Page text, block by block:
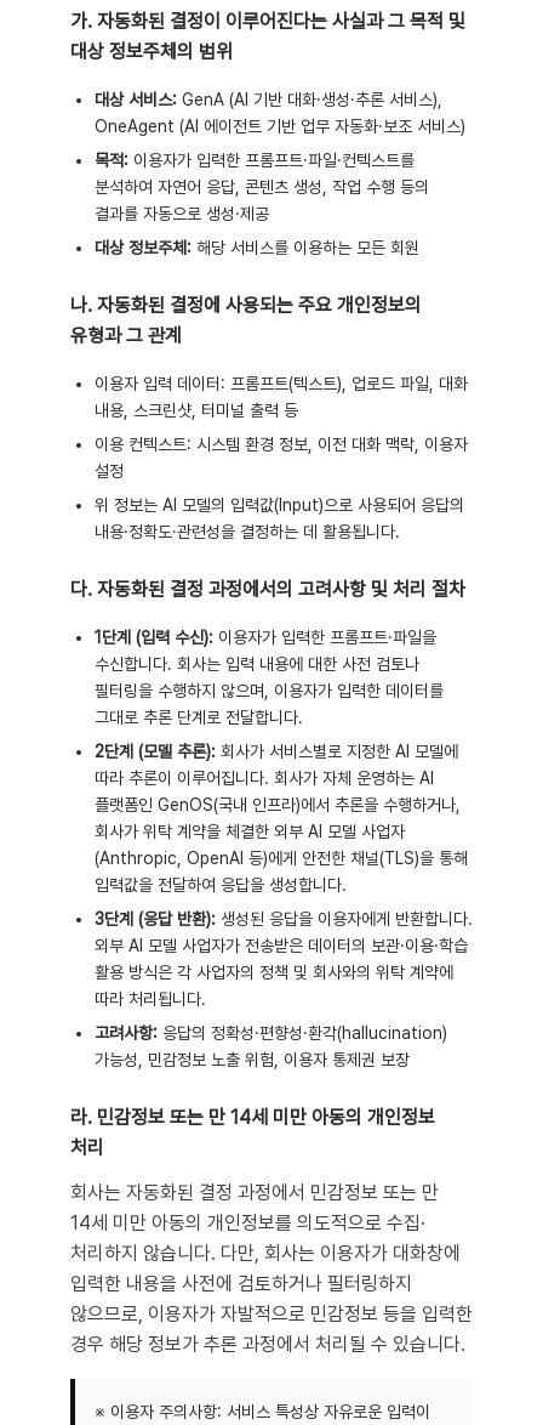
가. 자동화된 결정이 이루어진다는 사실과 그 목적 및
대상 정보주체의 범위
대상 서비스:GenA (AI 기반 대화·생성·추론 서비스),
OneAgent (AI 에이전트 기반 업무 자동화·보조 서비스)
목적:이용자가 입력한 프롬프트·파일·컨텍스트를
분석하여 자연어 응답, 콘텐츠 생성, 작업 수행 등의
결과를 자동으로 생성·제공
대상 정보주체:해당 서비스를 이용하는 모든 회원
나. 자동화된 결정에 사용되는 주요 개인정보의
유형과 그 관계
이용자 입력 데이터: 프롬프트(텍스트), 업로드 파일, 대화
내용, 스크린샷, 터미널 출력 등
이용 컨텍스트: 시스템 환경 정보, 이전 대화 맥락, 이용자
설정
위 정보는 AI 모델의 입력값(Input)으로 사용되어 응답의
내용·정확도·관련성을 결정하는 데 활용됩니다.
다. 자동화된 결정 과정에서의 고려사항 및 처리 절차
1단계 (입력 수신):이용자가 입력한 프롬프트·파일을
수신합니다. 회사는 입력 내용에 대한 사전 검토나
필터링을 수행하지 않으며, 이용자가 입력한 데이터를
그대로 추론 단계로 전달합니다.
2단계 (모델 추론):회사가 서비스별로 지정한 AI 모델에
따라 추론이 이루어집니다. 회사가 자체 운영하는 AI
플랫폼인 GenOS(국내 인프라)에서 추론을 수행하거나,
회사가 위탁 계약을 체결한 외부 AI 모델 사업자
(Anthropic, OpenAI 등)에게 안전한 채널(TLS)을 통해
입력값을 전달하여 응답을 생성합니다.
3단계 (응답 반환):생성된 응답을 이용자에게 반환합니다.
외부 AI 모델 사업자가 전송받은 데이터의 보관·이용·학습
활용 방식은 각 사업자의 정책 및 회사와의 위탁 계약에
따라 처리됩니다.
고려사항:응답의 정확성·편향성·환각(hallucination)
가능성, 민감정보 노출 위험, 이용자 통제권 보장
라. 민감정보 또는 만 14세 미만 아동의 개인정보
처리
회사는 자동화된 결정 과정에서 민감정보 또는 만
14세 미만 아동의 개인정보를 의도적으로 수집·
처리하지 않습니다. 다만, 회사는 이용자가 대화창에
입력한 내용을 사전에 검토하거나 필터링하지
않으므로, 이용자가 자발적으로 민감정보 등을 입력한
경우 해당 정보가 추론 과정에서 처리될 수 있습니다.
※ 이용자 주의사항: 서비스 특성상 자유로운 입력이